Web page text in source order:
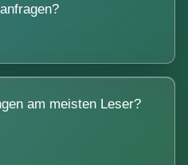
am meisten Leser?